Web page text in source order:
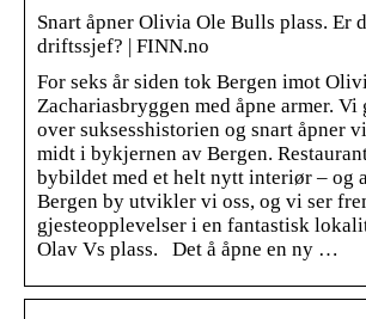
Snart åpner Olivia Ole Bulls plass. Er
driftssjef? | FINN.no
For seks år siden tok Bergen imot
Zachariasbryggen med åpne armer. Vi
over suksesshistorien og snart åpner
midt i bykjernen av Bergen.
bybildet med et helt nytt interiør – og
Bergen by utvikler vi oss, og vi ser
gjesteopplevelser i en fantastisk
Olav Vs plass. Det å åpne en ny …